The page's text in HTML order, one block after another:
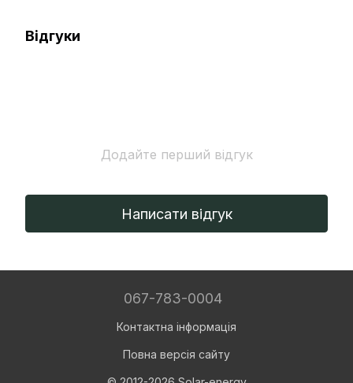
Відгуки
Додайте перший відгук
Написати відгук
067-783-0004
Контактна інформація
Повна версія сайту